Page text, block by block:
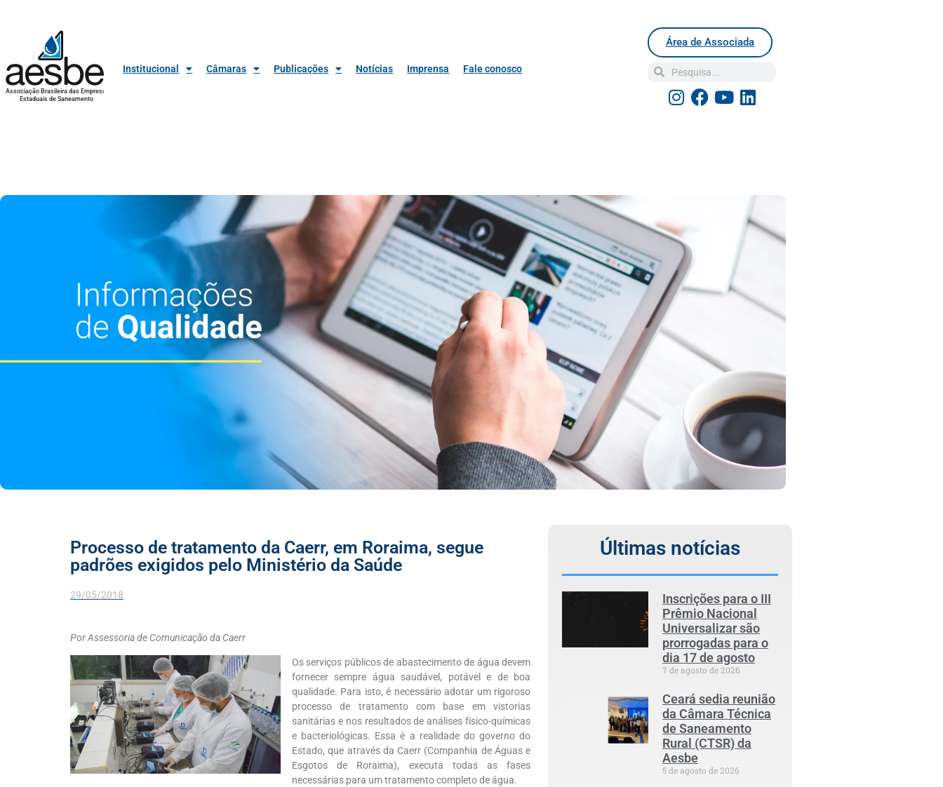
Associação Brasileira das Empresas
Estaduais de Saneamento
Institucional Câmaras Publicações Notícias Imprensa Fale conosco
Área de Associada
Processo de tratamento da Caerr, em Roraima, segue
padrões exigidos pelo Ministério da Saúde
29/05/2018
Por Assessoria de Comunicação da Caerr
Os serviços públicos de abastecimento de água devem
fornecer sempre água saudável, potável e de boa
qualidade. Para isto, é necessário adotar um rigoroso
processo de tratamento com base em vistorias
sanitárias e nos resultados de análises físico-químicas
e bacteriológicas. Essa é a realidade do governo do
Estado, que através da Caerr (Companhia de Águas e
Esgotos de Roraima), executa todas as fases
necessárias para um tratamento completo de água.
Últimas notícias
Inscrições para o III
Prêmio Nacional
Universalizar são
prorrogadas para o
dia 17 de agosto
7 de agosto de 2026
Ceará sedia reunião
da Câmara Técnica
de Saneamento
Rural (CTSR) da
Aesbe
5 de agosto de 2026